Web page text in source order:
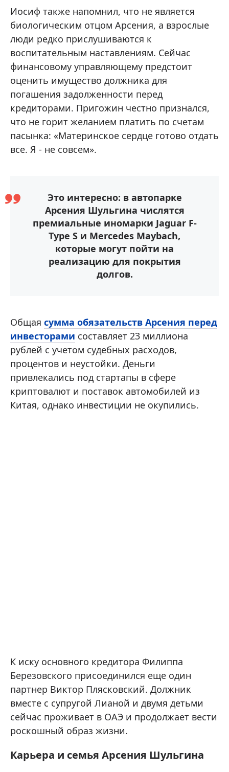
Иосиф также напомнил, что не является
биологическим отцом Арсения, а взрослые
люди редко прислушиваются к
воспитательным наставлениям. Сейчас
финансовому управляющему предстоит
оценить имущество должника для
погашения задолженности перед
кредиторами. Пригожин честно признался,
что не горит желанием платить по счетам
пасынка: «Материнское сердце готово отдать
все. Я - не совсем».
Это интересно: в автопарке
Арсения Шульгина числятся
премиальные иномарки Jaguar F-
Type S и Mercedes Maybach,
которые могут пойти на
реализацию для покрытия
долгов.
Общая сумма обязательств Арсения перед
инвесторами составляет 23 миллиона
рублей с учетом судебных расходов,
процентов и неустойки. Деньги
привлекались под стартапы в сфере
криптовалют и поставок автомобилей из
Китая, однако инвестиции не окупились.
К иску основного кредитора Филиппа
Березовского присоединился еще один
партнер Виктор Плясковский. Должник
вместе с супругой Лианой и двумя детьми
сейчас проживает в ОАЭ и продолжает вести
роскошный образ жизни.
Карьера и семья Арсения Шульгина